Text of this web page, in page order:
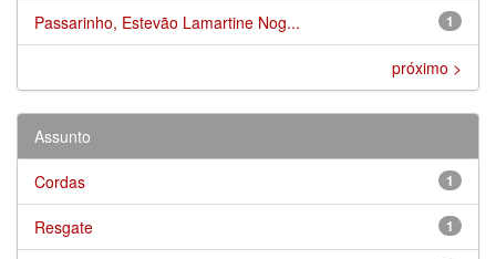
1
Passarinho, Estevão Lamartine Nog...
próximo >
Assunto
1
Cordas
1
Resgate